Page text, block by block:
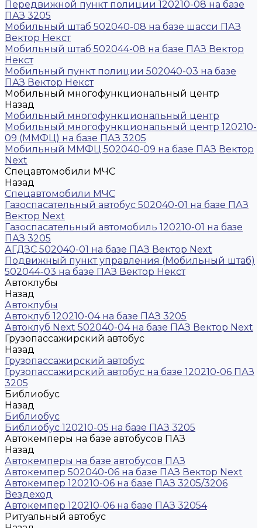
Передвижной пункт полиции 120210-08 на базе
ПАЗ 3205
Мобильный штаб 502040-08 на базе шасси ПАЗ
Вектор Некст
Мобильный штаб 502044-08 на базе ПАЗ Вектор
Некст
Мобильный пункт полиции 502040-03 на базе
ПАЗ Вектор Некст
Мобильный многофункциональный центр
Назад
Мобильный многофункциональный центр
Мобильный многофункциональный центр 120210-
09 (ММФЦ) на базе ПАЗ 3205
Мобильный ММФЦ 502040-09 на базе ПАЗ Вектор
Next
Спецавтомобили МЧС
Назад
Спецавтомобили МЧС
Газоспасательный автобус 502040-01 на базе ПАЗ
Вектор Next
Газоспасательный автомобиль 120210-01 на базе
ПАЗ 3205
АГДЗС 502040-01 на базе ПАЗ Вектор Next
Подвижный пункт управления (Мобильный штаб)
502044-03 на базе ПАЗ Вектор Некст
Автоклубы
Назад
Автоклубы
Автоклуб 120210-04 на базе ПАЗ 3205
Автоклуб Next 502040-04 на базе ПАЗ Вектор Next
Грузопассажирский автобус
Назад
Грузопассажирский автобус
Грузопассажирский автобус на базе 120210-06 ПАЗ
3205
Библиобус
Назад
Библиобус
Библиобус 120210-05 на базе ПАЗ 3205
Автокемперы на базе автобусов ПАЗ
Назад
Автокемперы на базе автобусов ПАЗ
Автокемпер 502040-06 на базе ПАЗ Вектор Next
Автокемпер 120210-06 на базе ПАЗ 3205/3206
Вездеход
Автокемпер 120210-06 на базе ПАЗ 32054
Ритуальный автобус